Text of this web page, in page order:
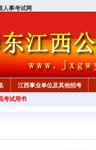
人事考试网
江西事业单位及其他招考
考试用书